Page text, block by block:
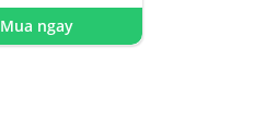
Mua ngay